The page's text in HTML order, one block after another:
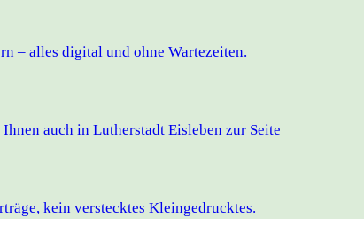
– alles digital und ohne Wartezeiten.
auch in Lutherstadt Eisleben zur Seite
kein verstecktes Kleingedrucktes.